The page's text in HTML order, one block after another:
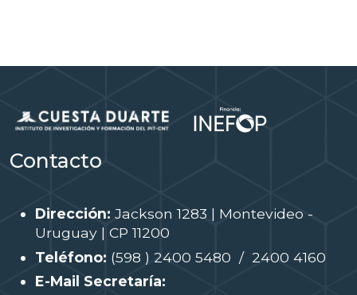
Contacto
Dirección: Jackson 1283 | Montevideo -
Uruguay | CP 11200
Teléfono: (598 ) 2400 5480 / 2400 4160
E-Mail Secretaría: